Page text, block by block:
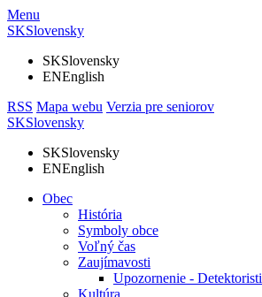
Menu
SKSlovensky
SKSlovensky
ENEnglish
RSS Mapa webu Verzia pre seniorov
SKSlovensky
SKSlovensky
ENEnglish
Obec
História
Symboly obce
Voľný čas
Zaujímavosti
Upozornenie - Detektoristi
Kultúra